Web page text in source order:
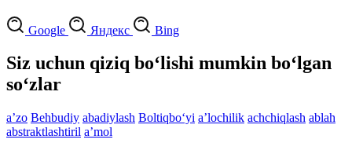
Google Яндекс Bing
Siz uchun qiziq bo‘lishi mumkin bo‘lgan
so‘zlar
aʼzo Behbudiy abadiylash Boltiqbo‘yi aʼlochilik achchiqlash ablah
abstraktlashtiril aʼmol